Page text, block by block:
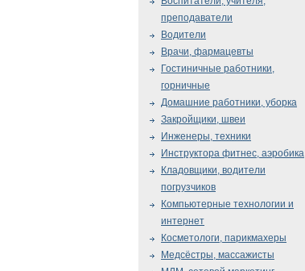
преподаватели
Водители
Врачи, фармацевты
Гостиничные работники,
горничные
Домашние работники, уборка
Закройщики, швеи
Инженеры, техники
Инструктора фитнес, аэробика
Кладовщики, водители
погрузчиков
Компьютерные технологии и
интернет
Косметологи, парикмахеры
Медсёстры, массажисты